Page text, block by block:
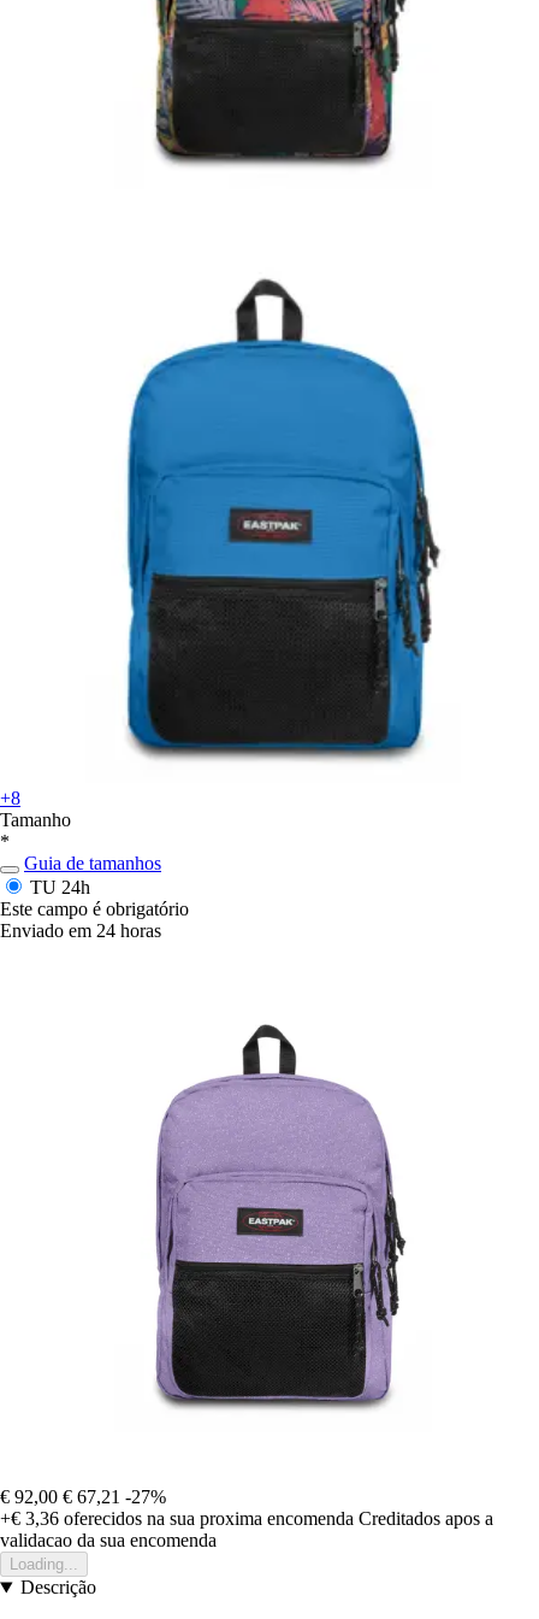
+8
Tamanho
*
Guia de tamanhos
TU 24h
Este campo é obrigatório
Enviado em 24 horas
€ 92,00 € 67,21 -27%
+€ 3,36 oferecidos na sua proxima encomenda Creditados apos a
validacao da sua encomenda
Loading...
Descrição